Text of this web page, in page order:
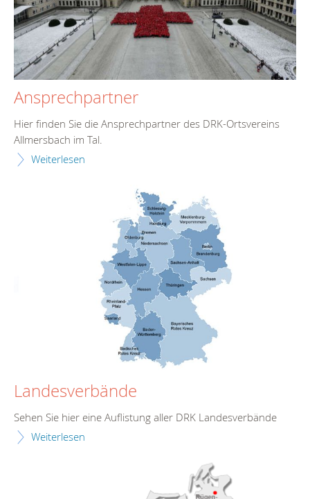
Ansprechpartner
Hier finden Sie die Ansprechpartner des DRK-Ortsvereins
Allmersbach im Tal.
Weiterlesen
Landesverbände
Sehen Sie hier eine Auflistung aller DRK Landesverbände
Weiterlesen